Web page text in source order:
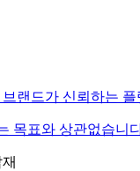
랜드가 신뢰하는 플
목표와 상관없습니